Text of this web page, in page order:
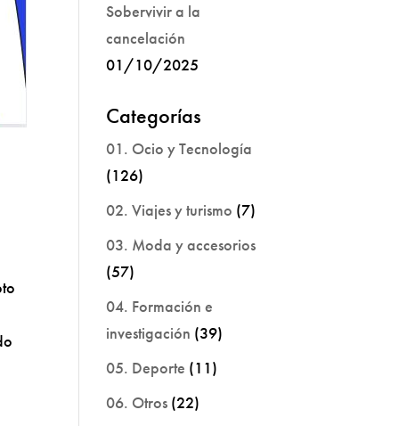
Sobervivir a la
cancelación
01/10/2025
Categorías
01. Ocio y Tecnología
(126)
02. Viajes y turismo (7)
03. Moda y accesorios
(57)
04. Formación e
investigación (39)
05. Deporte (11)
06. Otros (22)